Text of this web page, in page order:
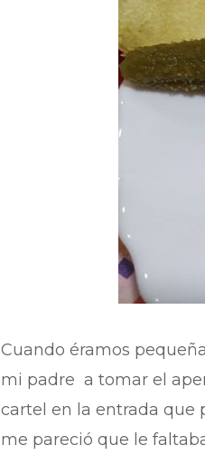
Cuando éramos
mi padre a tomar el
cartel en la entrada que
me pareció que le